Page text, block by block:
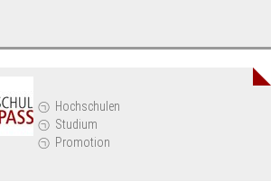
Hochschulen
Studium
Promotion